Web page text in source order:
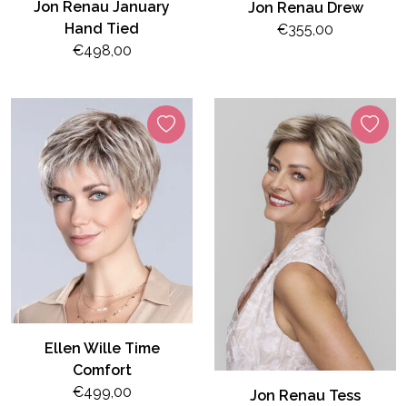
Jon Renau January
Hand Tied
€498,00
Jon Renau Drew
€355,00
Ellen Wille Time
Comfort
€499,00
Jon Renau Tess